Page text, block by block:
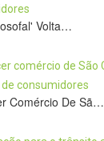
Volta…
Comércio De Sã…